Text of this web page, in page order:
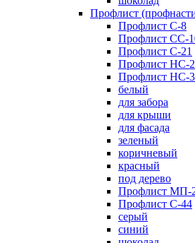
Профлист
Профлист С-8
Профлист СС-
Профлист C-21
Профлист НС-
Профлист НС-
белый
для забора
для крыши
для фасада
зеленый
коричневый
красный
под дерево
Профлист МП-
Профлист С-44
серый
синий